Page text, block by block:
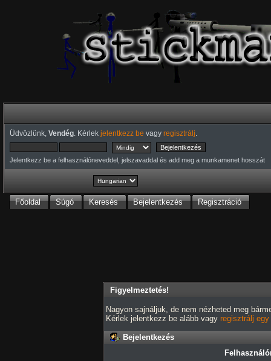
Üdvözlünk, Vendég. Kérlek jelentkezz be vagy regisztrálj
Jelentkezz be a felhasználóneveddel, jelszavaddal és add meg a munkamenet hosszát
Főoldal Súgó Keresés Bejelentkezés Regisztráció
Figyelmeztetés!
Nagyon sajnáljuk, de nem nézheted meg
Kérlek jelentkezz be alább vagy regisztrálj
Bejelentkezés